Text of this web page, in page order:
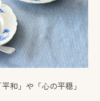
和」や「心の平穏」